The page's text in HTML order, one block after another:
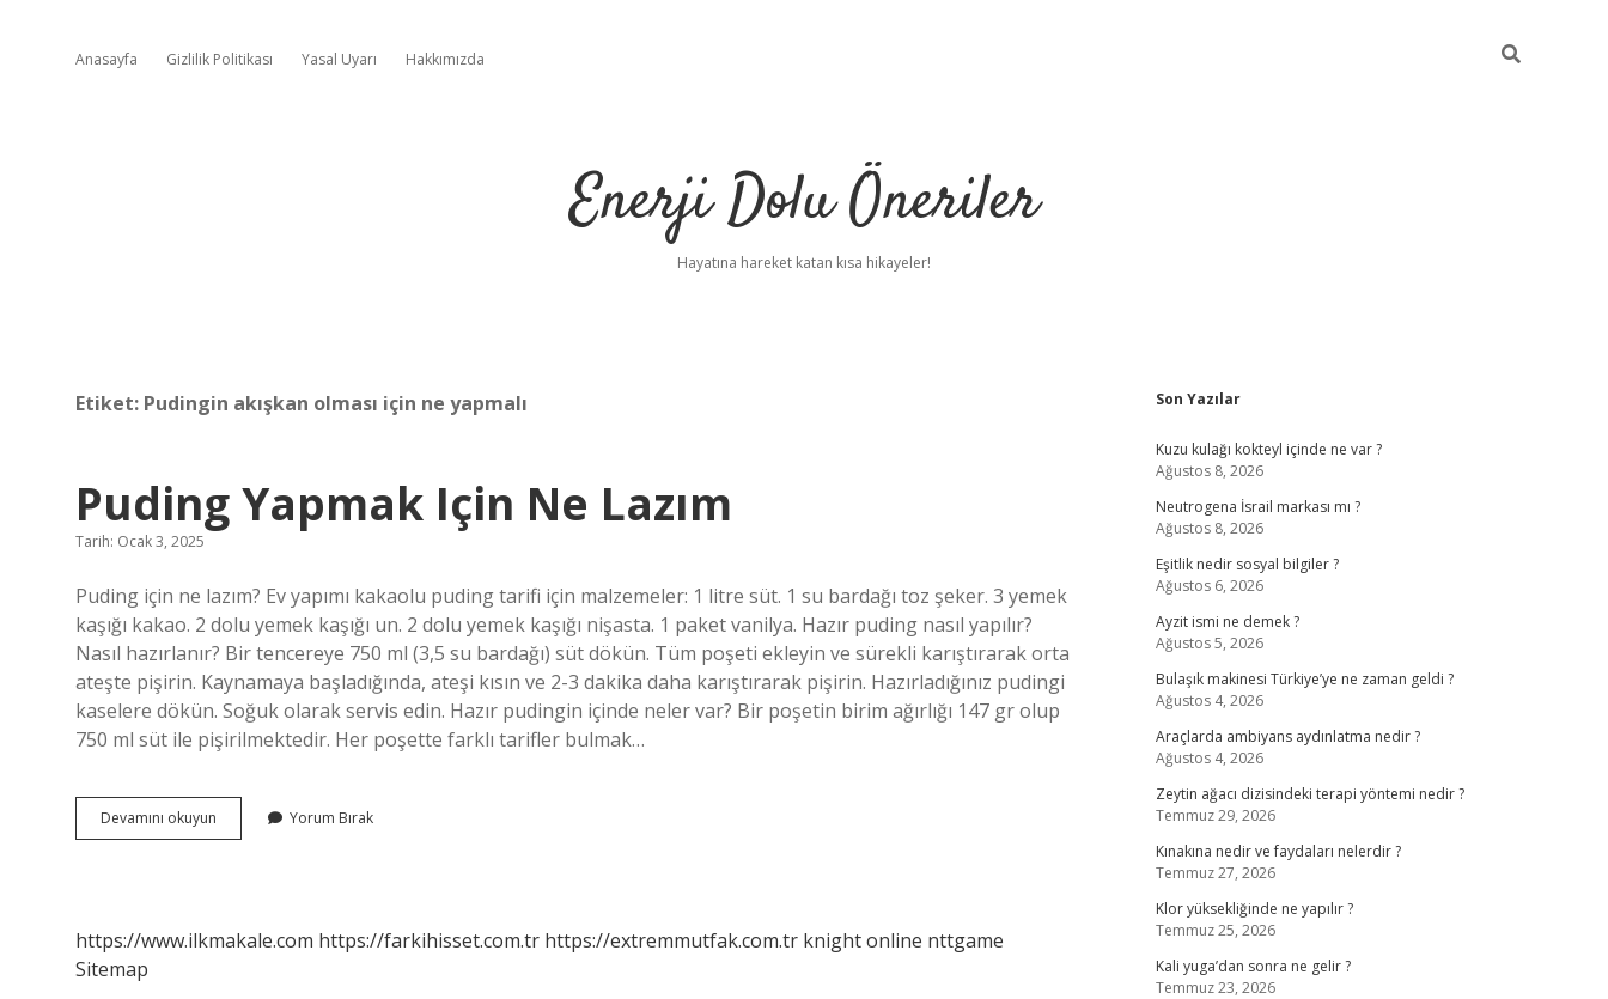
Anasayfa Gizlilik Politikası Yasal Uyarı Hakkımızda
Enerji Dolu Öneriler
Hayatına hareket katan kısa hikayeler!
Etiket: Pudingin akışkan olması için ne yapmalı
Puding Yapmak Için Ne Lazım
Tarih: Ocak 3, 2025
Puding için ne lazım? Ev yapımı kakaolu puding tarifi için malzemeler: 1 litre süt. 1 su bardağı toz şeker. 3 yemek
kaşığı kakao. 2 dolu yemek kaşığı un. 2 dolu yemek kaşığı nişasta. 1 paket vanilya. Hazır puding nasıl yapılır?
Nasıl hazırlanır? Bir tencereye 750 ml (3,5 su bardağı) süt dökün. Tüm poşeti ekleyin ve sürekli karıştırarak orta
ateşte pişirin. Kaynamaya başladığında, ateşi kısın ve 2-3 dakika daha karıştırarak pişirin. Hazırladığınız pudingi
kaselere dökün. Soğuk olarak servis edin. Hazır pudingin içinde neler var? Bir poşetin birim ağırlığı 147 gr olup
750 ml süt ile pişirilmektedir. Her poşette farklı tarifler bulmak…
Devamını okuyun
Yapmak
Yorum Bırak
https://www.ilkmakale.com https://farkihisset.com.tr https://extremmutfak.com.tr knight online nttgame
Sitemap
Sidebar
Son Yazılar
Kuzu kulağı kokteyl içinde ne var ?
Ağustos 8, 2026
Neutrogena İsrail markası mı ?
Ağustos 8, 2026
Eşitlik nedir sosyal bilgiler ?
Ağustos 6, 2026
Ayzit ismi ne demek ?
Ağustos 5, 2026
Bulaşık makinesi Türkiye’ye ne zaman geldi ?
Ağustos 4, 2026
Araçlarda ambiyans aydınlatma nedir ?
Ağustos 4, 2026
Zeytin ağacı dizisindeki terapi yöntemi nedir ?
Temmuz 29, 2026
Kınakına nedir ve faydaları nelerdir ?
Temmuz 27, 2026
Klor yüksekliğinde ne yapılır ?
Temmuz 25, 2026
Kali yuga’dan sonra ne gelir ?
Temmuz 23, 2026